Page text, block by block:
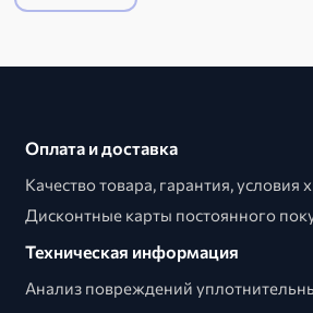
Оплата и доставка
Качество товара, гарантия, условия
Дисконтные карты постоянного
Техническая информация
Анализ повреждений